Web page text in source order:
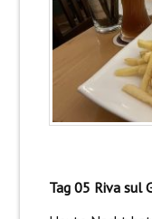
Tag 05 Riva sul